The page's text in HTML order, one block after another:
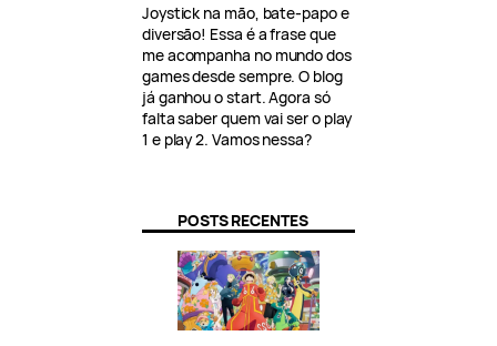
Joystick na mão, bate-papo e
diversão! Essa é a frase que
me acompanha no mundo dos
games desde sempre. O blog
já ganhou o start. Agora só
falta saber quem vai ser o play
1 e play 2. Vamos nessa?
POSTS RECENTES